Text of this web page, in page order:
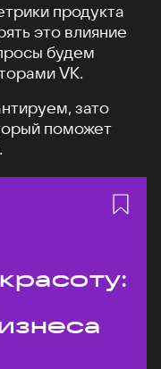
продукта
это влияние
будем
VK.
зато
поможет